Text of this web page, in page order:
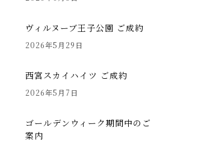
ヴィルヌーブ王子公園 ご成約
2026年5月29日
西宮スカイハイツ ご成約
2026年5月7日
ゴールデンウィーク期間中のご
案内